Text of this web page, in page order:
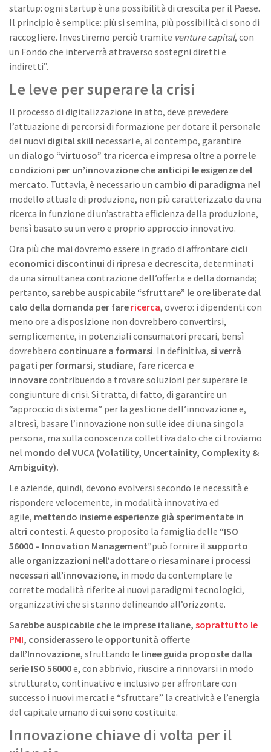
startup: ogni startup è una possibilità di crescita per il Paese.
Il principio è semplice: più si semina, più possibilità ci sono di
raccogliere. Investiremo perciò tramite venture capital, con
un Fondo che interverrà attraverso sostegni diretti e
indiretti”.
Le leve per superare la crisi
Il processo di digitalizzazione in atto, deve prevedere
l’attuazione di percorsi di formazione per dotare il personale
dei nuovi digital skill necessari e, al contempo, garantire
un dialogo “virtuoso” tra ricerca e impresa oltre a porre le
condizioni per un’innovazione che anticipi le esigenze del
mercato. Tuttavia, è necessario un cambio di paradigma nel
modello attuale di produzione, non più caratterizzato da una
ricerca in funzione di un’astratta efficienza della produzione,
bensì basato su un vero e proprio approccio innovativo.
Ora più che mai dovremo essere in grado di affrontare cicli
economici discontinui di ripresa e decrescita, determinati
da una simultanea contrazione dell’offerta e della domanda;
pertanto, sarebbe auspicabile “sfruttare” le ore liberate dal
calo della domanda per fare ricerca, ovvero: i dipendenti con
meno ore a disposizione non dovrebbero convertirsi,
semplicemente, in potenziali consumatori precari, bensì
dovrebbero continuare a formarsi. In definitiva, si verrà
pagati per formarsi, studiare, fare ricerca e
innovarecontribuendo a trovare soluzioni per superare le
congiunture di crisi. Si tratta, di fatto, di garantire un
“approccio di sistema” per la gestione dell’innovazione e,
altresì, basare l’innovazione non sulle idee di una singola
persona, ma sulla conoscenza collettiva dato che ci troviamo
nel mondo del VUCA (Volatility, Uncertainity, Complexity &
Ambiguity).
Le aziende, quindi, devono evolversi secondo le necessità e
rispondere velocemente, in modalità innovativa ed
agile, mettendo insieme esperienze già sperimentate in
altri contesti. A questo proposito la famiglia delle “ISO
56000 – Innovation Management”può fornire il supporto
alle organizzazioni nell’adottare o riesaminare i processi
necessari all’innovazione, in modo da contemplare le
corrette modalità riferite ai nuovi paradigmi tecnologici,
organizzativi che si stanno delineando all’orizzonte.
Sarebbe auspicabile che le imprese italiane, soprattutto le
PMI, considerassero le opportunità offerte
dall’Innovazione, sfruttando le linee guida proposte dalla
serie ISO 56000e, con abbrivio, riuscire a rinnovarsi in modo
strutturato, continuativo e inclusivo per affrontare con
successo i nuovi mercati e “sfruttare” la creatività e l’energia
del capitale umano di cui sono costituite.
Innovazione chiave di volta per il